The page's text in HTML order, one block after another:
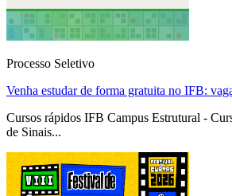
Processo Seletivo
Venha estudar de forma gratuita no IFB:
Cursos rápidos IFB Campus Estrutural -
de Sinais...